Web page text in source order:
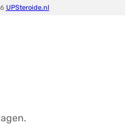
UPSteroide.nl